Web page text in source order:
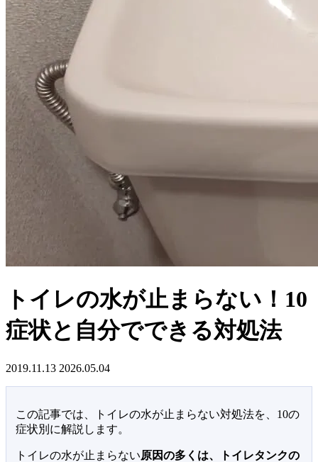
トイレの水が止まらない！10
症状と自分でできる対処法
2019.11.13 2026.05.04
この記事では、トイレの水が止まらない対処法を、10の
症状別に解説します。
トイレの水が止まらない原因の多くは、トイレタンクの